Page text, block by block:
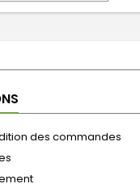
des commandes